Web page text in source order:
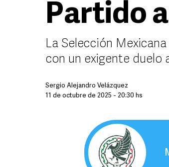
Partido
La Selección
con un exigente duelo
Sergio Alejandro Velázquez
11 de octubre de 2025 - 20:30 hs